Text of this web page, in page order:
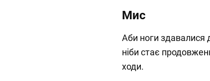
Мис
Аби ноги здавалися
ніби стає
ходи.